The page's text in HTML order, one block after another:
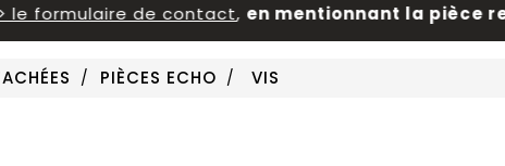
formulaire de contact,en mentionnant la pièce
PIÈCES ECHO VIS